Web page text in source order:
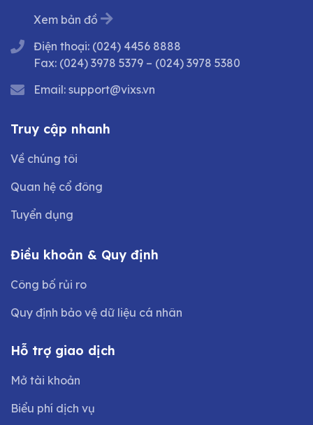
Xem bản đồ
Điện thoại: (024) 4456 8888
Fax: (024) 3978 5379 – (024) 3978 5380
Email: support@vixs.vn
Truy cập nhanh
Về chúng tôi
Quan hệ cổ đông
Tuyển dụng
Điều khoản & Quy định
Công bố rủi ro
Quy định bảo vệ dữ liệu cá nhân
Hỗ trợ giao dịch
Mở tài khoản
Biểu phí dịch vụ